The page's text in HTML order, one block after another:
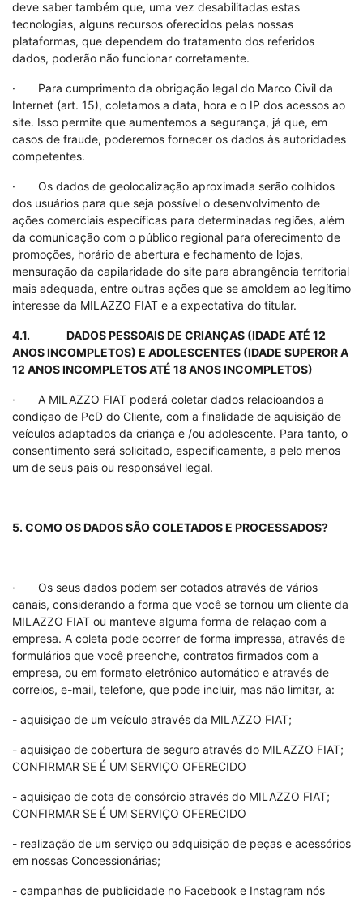
deve saber também que, uma vez desabilitadas estas
tecnologias, alguns recursos oferecidos pelas nossas
plataformas, que dependem do tratamento dos referidos
dados, poderão não funcionar corretamente.
· Para cumprimento da obrigação legal do Marco Civil da
Internet (art. 15), coletamos a data, hora e o IP dos acessos ao
site. Isso permite que aumentemos a segurança, já que, em
casos de fraude, poderemos fornecer os dados às autoridades
competentes.
· Os dados de geolocalização aproximada serão colhidos
dos usuários para que seja possível o desenvolvimento de
ações comerciais específicas para determinadas regiões, além
da comunicação com o público regional para oferecimento de
promoções, horário de abertura e fechamento de lojas,
mensuração da capilaridade do site para abrangência territorial
mais adequada, entre outras ações que se amoldem ao legítimo
interesse da MILAZZO FIAT e a expectativa do titular.
4.1. DADOS PESSOAIS DE CRIANÇAS (IDADE ATÉ 12
ANOS INCOMPLETOS) E ADOLESCENTES (IDADE SUPEROR A
12 ANOS INCOMPLETOS ATÉ 18 ANOS INCOMPLETOS)
· A MILAZZO FIAT poderá coletar dados relacioandos a
condiçao de PcD do Cliente, com a finalidade de aquisição de
veículos adaptados da criança e /ou adolescente. Para tanto, o
consentimento será solicitado, especificamente, a pelo menos
um de seus pais ou responsável legal.
5. COMO OS DADOS SÃO COLETADOS E PROCESSADOS?
· Os seus dados podem ser cotados através de vários
canais, considerando a forma que você se tornou um cliente da
MILAZZO FIAT ou manteve alguma forma de relaçao com a
empresa. A coleta pode ocorrer de forma impressa, através de
formulários que você preenche, contratos firmados com a
empresa, ou em formato eletrônico automático e através de
correios, e-mail, telefone, que pode incluir, mas não limitar, a:
- aquisiçao de um veículo através da MILAZZO FIAT;
- aquisiçao de cobertura de seguro através do MILAZZO FIAT;
CONFIRMAR SE É UM SERVIÇO OFERECIDO
- aquisiçao de cota de consórcio através do MILAZZO FIAT;
CONFIRMAR SE É UM SERVIÇO OFERECIDO
- realização de um serviço ou adquisição de peças e acessórios
em nossas Concessionárias;
- campanhas de publicidade no Facebook e Instagram nós